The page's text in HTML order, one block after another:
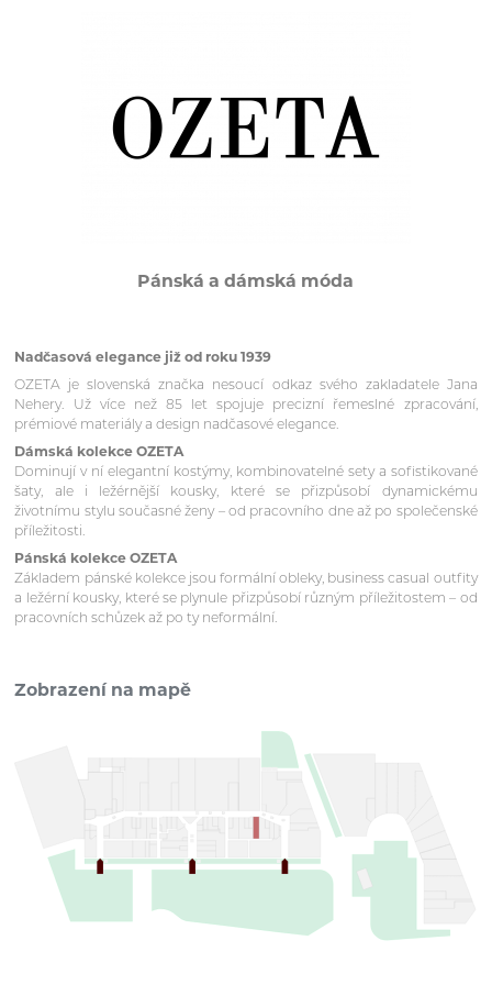
Pánská a dámská móda
Nadčasová elegance již od roku 1939
OZETA je slovenská značka nesoucí odkaz svého zakladatele Jana
Nehery. Už více než 85 let spojuje precizní řemeslné zpracování,
prémiové materiály a design nadčasové elegance.
Dámská kolekce OZETA
Dominují v ní elegantní kostýmy, kombinovatelné sety a sofistikované
šaty, ale i ležérnější kousky, které se přizpůsobí dynamickému
životnímu stylu současné ženy – od pracovního dne až po společenské
příležitosti.
Pánská kolekce OZETA
Základem pánské kolekce jsou formální obleky, business casual outfity
a ležérní kousky, které se plynule přizpůsobí různým příležitostem – od
pracovních schůzek až po ty neformální.
Zobrazení na mapě